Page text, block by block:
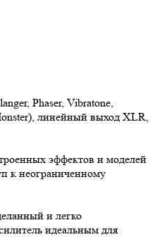
Phaser, Vibratone,
линейный выход XLR,
эффектов и моделей
к неограниченному
и легко
идеальным для